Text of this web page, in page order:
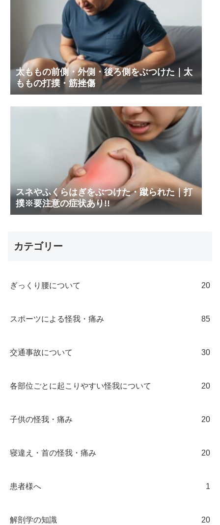
太ももの前側・外側・後ろ側をぶつけた｜太
ももの打撲・筋挫傷
スネやふくらはぎをぶつけた・蹴られた｜打
撲※要注意の症状あり!!
カテゴリー
ぎっくり腰について 20
スポーツによる怪我・痛み 85
交通事故について 30
各部位ごとに起こりやすい怪我について 20
子供の怪我・痛み 20
寝違え・首の怪我・痛み 20
患者様へ 1
解剖学の知識 20